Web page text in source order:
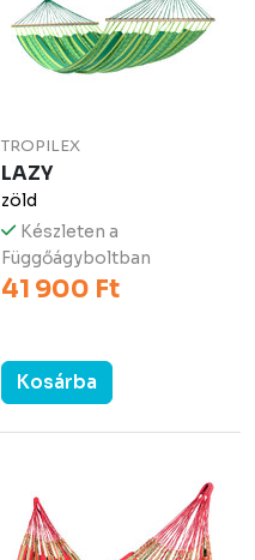
TROPILEX
LAZY
zöld
Készleten a
Függőágyboltban
41 900 Ft
Kosárba